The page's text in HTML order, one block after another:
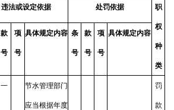
违法或设定依据 处罚依据 职
权
种
类
款
号
项
号
具体规定内容 条
号
款
号
项
号
具体规定内容
一 节水管理部门
应当根据年度
罚
款